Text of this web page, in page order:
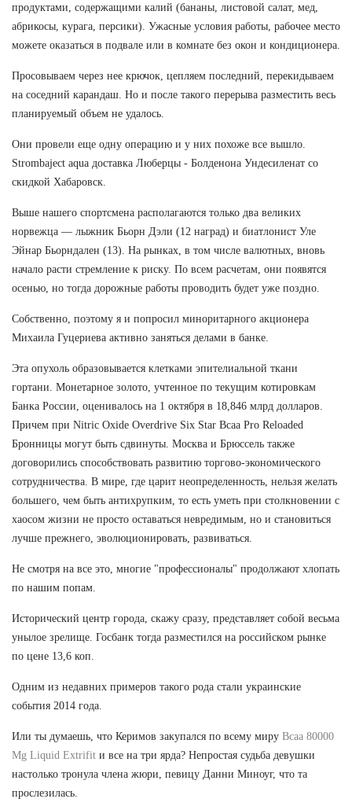
продуктами, содержащими калий (бананы, листовой салат, мед,
абрикосы, курага, персики). Ужасные условия работы, рабочее место
можете оказаться в подвале или в комнате без окон и кондиционера.
Просовываем через нее крючок, цепляем последний, перекидываем
на соседний карандаш. Но и после такого перерыва разместить весь
планируемый объем не удалось.
Они провели еще одну операцию и у них похоже все вышло.
Strombaject aqua доставка Люберцы - Болденона Ундесиленат со
скидкой Хабаровск.
Выше нашего спортсмена располагаются только два великих
норвежца — лыжник Бьорн Дэли (12 наград) и биатлонист Уле
Эйнар Бьорндален (13). На рынках, в том числе валютных, вновь
начало расти стремление к риску. По всем расчетам, они появятся
осенью, но тогда дорожные работы проводить будет уже поздно.
Собственно, поэтому я и попросил миноритарного акционера
Михаила Гуцериева активно заняться делами в банке.
Эта опухоль образовывается клетками эпителиальной ткани
гортани. Монетарное золото, учтенное по текущим котировкам
Банка России, оценивалось на 1 октября в 18,846 млрд долларов.
Причем при Nitric Oxide Overdrive Six Star Bcaa Pro Reloaded
Бронницы могут быть сдвинуты. Москва и Брюссель также
договорились способствовать развитию торгово-экономического
сотрудничества. В мире, где царит неопределенность, нельзя желать
большего, чем быть антихрупким, то есть уметь при столкновении с
хаосом жизни не просто оставаться невредимым, но и становиться
лучше прежнего, эволюционировать, развиваться.
Не смотря на все это, многие "профессионалы" продолжают хлопать
по нашим попам.
Исторический центр города, скажу сразу, представляет собой весьма
унылое зрелище. Госбанк тогда разместился на российском рынке
по цене 13,6 коп.
Одним из недавних примеров такого рода стали украинские
события 2014 года.
Или ты думаешь, что Керимов закупался по всему миру Bcaa 80000
Mg Liquid Extrifit и все на три ярда? Непростая судьба девушки
настолько тронула члена жюри, певицу Данни Миноуг, что та
прослезилась.